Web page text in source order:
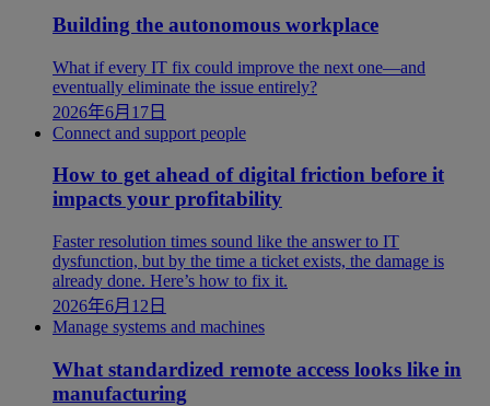
Building the autonomous workplace
What if every IT fix could improve the next one—and
eventually eliminate the issue entirely?
2026年6月17日
Connect and support people
How to get ahead of digital friction before it
impacts your profitability
Faster resolution times sound like the answer to IT
dysfunction, but by the time a ticket exists, the damage is
already done. Here’s how to fix it.
2026年6月12日
Manage systems and machines
What standardized remote access looks like in
manufacturing